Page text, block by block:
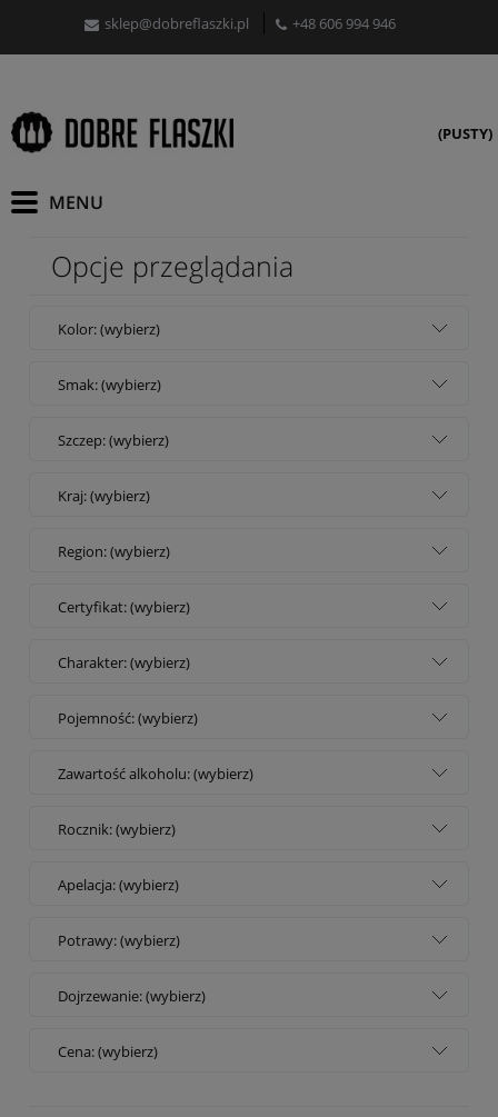
sklep@dobreflaszki.pl +48 606 994 946
(PUSTY)
Opcje przeglądania
Kolor: (wybierz)
Smak: (wybierz)
Szczep: (wybierz)
Kraj: (wybierz)
Region: (wybierz)
Certyfikat: (wybierz)
Charakter: (wybierz)
Pojemność: (wybierz)
Zawartość alkoholu: (wybierz)
Rocznik: (wybierz)
Apelacja: (wybierz)
Potrawy: (wybierz)
Dojrzewanie: (wybierz)
Cena: (wybierz)